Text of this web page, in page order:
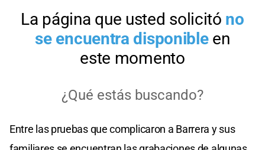
Entre las pruebas que complicaron a Barrera y sus